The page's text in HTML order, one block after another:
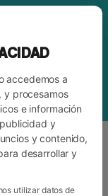
accedemos a
y procesamos
e información
y
y contenido,
desarrollar y
utilizar datos de